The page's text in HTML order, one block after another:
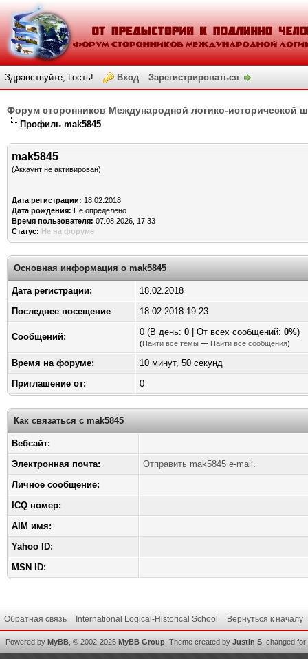
Здравствуйте, Гость! Вход Зарегистрироваться
Форум сторонников Международной логико-исторической
Профиль mak5845
mak5845
(Аккаунт не активирован)
Дата регистрации: 18.02.2018
Дата рождения: Не определено
Время пользователя: 07.08.2026, 17:33
Статус: Не на форуме
Основная информация о mak5845
Дата регистрации:
18.02.2018
Последнее посещение
18.02.2018 19:23
Сообщений: 0 (В день: 0 | От всех сообщений: 0%)
(Найти все темы — Найти все сообщения)
Время на форуме:
10 минут, 50 секунд
Приглашение от:
0
Как связаться с mak5845
Вебсайт:
Электронная почта:
Отправить mak5845 e-mail.
Личное сообщение:
ICQ номер:
AIM имя:
Yahoo ID:
MSN ID:
Обратная связь International Logical-Historical School Вернуться к началу
Powered by MyBB , © 2002-2026 MyBB Group Theme created by Justin S , changed